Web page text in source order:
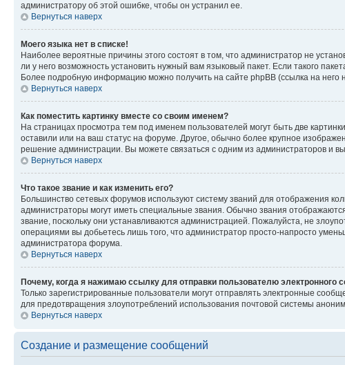
администратору об этой ошибке, чтобы он устранил ее.
Вернуться наверх
Моего языка нет в списке!
Наиболее вероятные причины этого состоят в том, что администратор не
ли у него возможность установить нужный вам языковый пакет. Если такого
Более подробную информацию можно получить на сайте phpBB (ссылка на него
Вернуться наверх
Как поместить картинку вместе со своим именем?
На страницах просмотра тем под именем пользователей могут быть две
оставили или на ваш статус на форуме. Другое, обычно более крупное
решение администрации. Вы можете связаться с одним из администраторов и
Вернуться наверх
Что такое звание и как изменить его?
Большинство сетевых форумов используют систему званий для отображения
администраторы могут иметь специальные звания. Обычно звания
звание, поскольку они устанавливаются администрацией. Пожалуйста, не
операциями вы добьетесь лишь того, что администратор просто-напросто
администратора форума.
Вернуться наверх
Почему, когда я нажимаю ссылку для отправки пользователю электронного
Только зарегистрированные пользователи могут отправлять электронные
для предотвращения злоупотреблений использования почтовой системы
Вернуться наверх
Создание и размещение сообщений